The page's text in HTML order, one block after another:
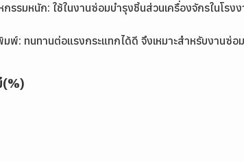
รรมหนัก: ใช้ในงานซ่อมบำรุงชิ้นส่วนเครื่องจักรในโรง
มพ์: ทนทานต่อแรงกระแทกได้ดี จึงเหมาะสำหรับงานซ่
(%)